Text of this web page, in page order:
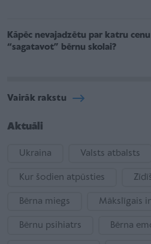
Kāpēc nevajadzētu par katru
“sagatavot” bērnu skolai?
Vairāk rakstu
Aktuāli
Ukraina Valsts atbalsts
Kur šodien atpūsties
Bērna miegs Mākslīgais
Bērnu psihiatrs Bērna